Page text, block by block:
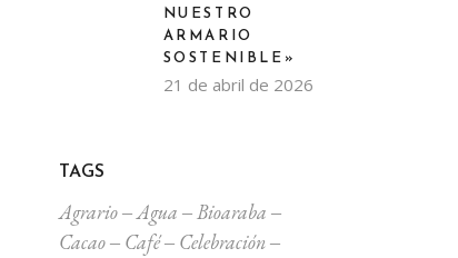
NUESTRO
ARMARIO
SOSTENIBLE»
21 de abril de 2026
TAGS
Agrario Agua
Bioaraba
Cacao
Café
Celebración